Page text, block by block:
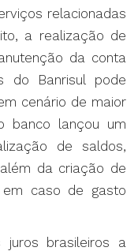
relacionadas
a realização de
da conta
do Banrisul pode
cenário de maior
banco lançou um
de saldos,
da criação de
caso de gasto
brasileiros a